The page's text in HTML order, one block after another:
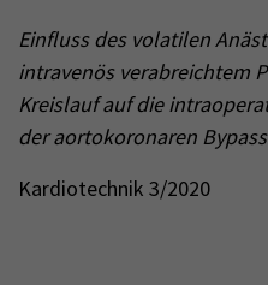
Einfluss des volatilen
intravenös verabreichtem
Kreislauf auf die
der aortokoronaren
Kardiotechnik 3/2020